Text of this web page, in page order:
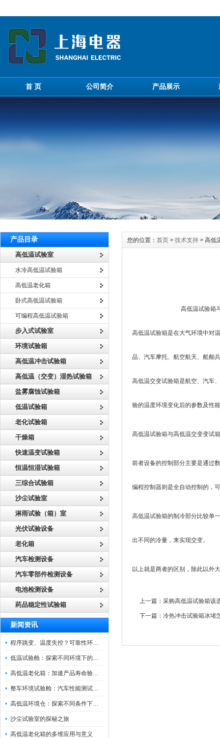
首 页 公司简介 产品展示
产品目录
高低温试验室
水冷高低温试验箱
高低温老化箱
卧式高低温试验箱
可编程高低温试验箱
步入式试验室
环境试验箱
高低温冲击试验箱
高低温（交变）湿热试验箱
盐雾腐蚀试验箱
低温试验箱
老化试验箱
干燥箱
快速温变试验箱
恒温恒湿试验箱
三综合试验箱
沙尘试验室
淋雨试验（箱）室
光伏试验设备
老化箱
汽车检测设备
汽车零部件检测设备
电池检测设备
药品稳定性试验箱
新闻资讯
程序跳变、温度失控？可靠性环境试验箱控制系统故障处理
低温试验舱：探索不同环境下的科技边界
高低温老化箱：加速产品寿命验证的可靠伙伴
整车环境试验舱：汽车性能测试的设备
高低温环境仓：探索不同条件下的科学奥秘
沙尘试验室的探秘之旅
高低温老化箱的多维应用与意义
您的位置： 首页 > 技术支持 > 高低
高低温试验箱与高低温
高低温试验箱是在大气环境中对
品、汽车摩托、航空航天、船舶
高低温交变试验箱是航空、汽车
验的温度环境变化后的参数及性
高低温试验箱与高低温交变变试
前者设备的控制部分主要是通过
编程控制器则是全自动控制的，
高低温试验箱的制冷部分比较单
出不同的冷量，来实现交变。
以上就是两者的区别，除此以外
上一篇： 采购高低温试验箱该
下一篇： 冷热冲击试验箱冰堵